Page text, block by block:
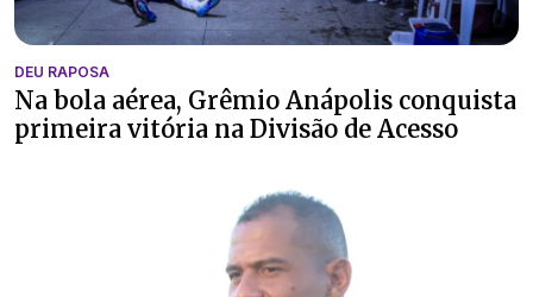
DEU RAPOSA
Na bola aérea, Grêmio Anápolis conquista
primeira vitória na Divisão de Acesso